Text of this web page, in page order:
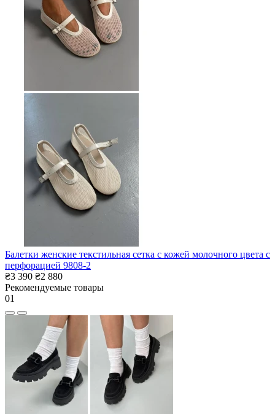
Балетки женские текстильная сетка с кожей молочного цвета с
перфорацией 9808-2
₴3 390 ₴2 880
Рекомендуемые товары
01